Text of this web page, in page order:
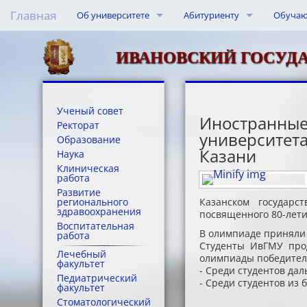
Главная Об университете
Структура и органы
Образование
Руководство
Педагогический состав
Материально-техническое
Стипендии и меры
Платные образовательные
Условия обучения лиц с ограниченными
Основные документы
Контакты и реквизиты
Структура
История
Музей университета
Абитуриенту
Прием
Прием
Прием в
Прием
Довузовская подготовка
Information for Foreigners
Межрегиональная
Центр
Допуск
ИВАНОВСКИЙ
Ученый совет
Ректорат
Образование
Наука
Клиническая
работа
Развитие
регионального
здравоохранения
Воспитательная
работа
Лечебный
факультет
Педиатрический
факультет
Стоматологический
Казани
Казанском
посвященного 80-
В олимпиаде приняли
Студенты ИвГМУ
олимпиады
- Среди студентов
- Среди студентов из